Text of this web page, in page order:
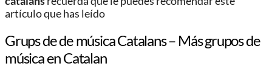
artículo que has leído
Grups de de música Catalans – Más grupos de
música en Catalan